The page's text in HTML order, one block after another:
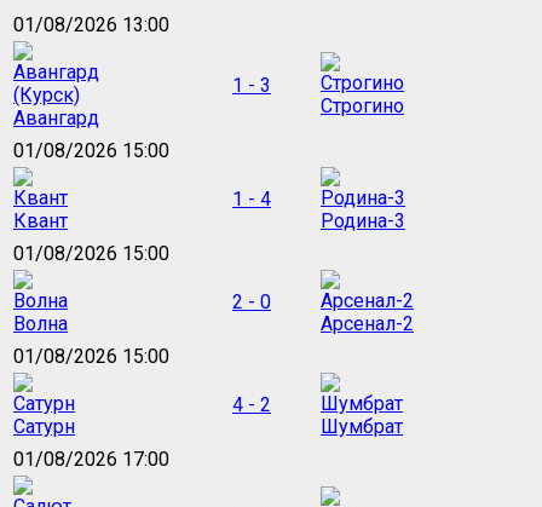
01/08/2026 13:00
Авангард
1 - 3
Строгино
01/08/2026 15:00
Квант
1 - 4
Родина-3
01/08/2026 15:00
Волна
2 - 0
Арсенал-2
01/08/2026 15:00
Сатурн
4 - 2
Шумбрат
01/08/2026 17:00